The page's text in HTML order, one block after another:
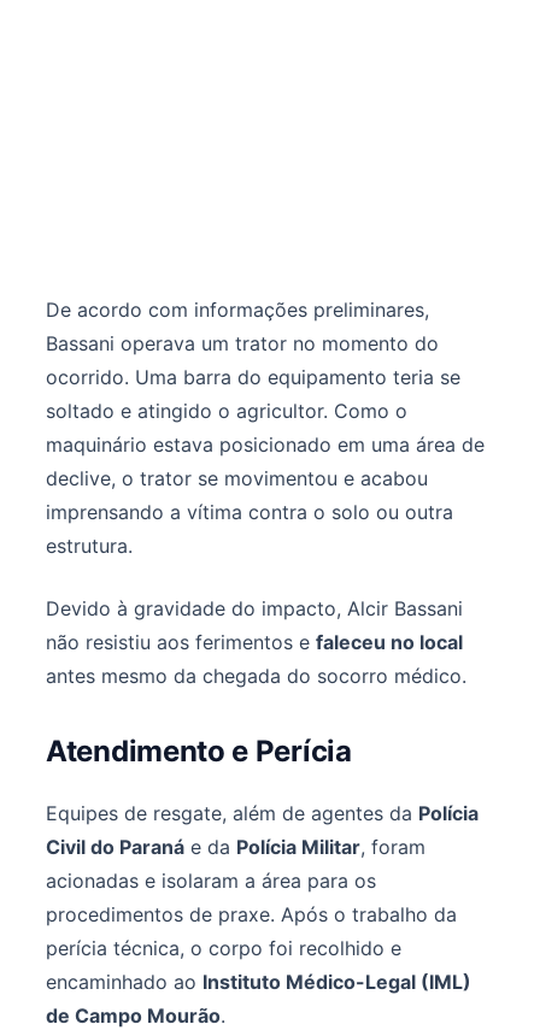
De acordo com informações preliminares,
Bassani operava um trator no momento do
ocorrido. Uma barra do equipamento teria se
soltado e atingido o agricultor. Como o
maquinário estava posicionado em uma área de
declive, o trator se movimentou e acabou
imprensando a vítima contra o solo ou outra
estrutura.
Devido à gravidade do impacto, Alcir Bassani
não resistiu aos ferimentos e faleceu no local
antes mesmo da chegada do socorro médico.
Atendimento e Perícia
Equipes de resgate, além de agentes da Polícia
Civil do Paraná e da Polícia Militar, foram
acionadas e isolaram a área para os
procedimentos de praxe. Após o trabalho da
perícia técnica, o corpo foi recolhido e
encaminhado ao Instituto Médico-Legal (IML)
de Campo Mourão.